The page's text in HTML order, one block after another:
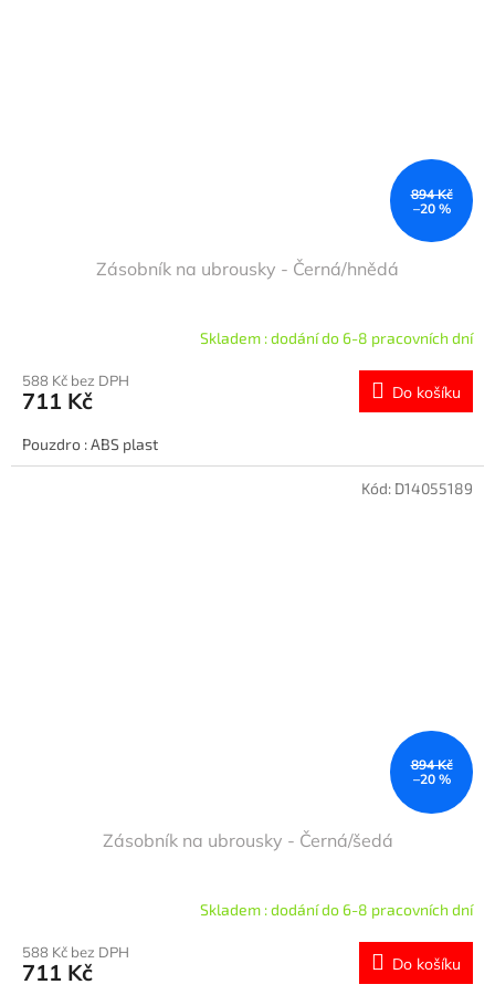
894 Kč
–20 %
Zásobník na ubrousky - Černá/hnědá
Skladem : dodání do 6-8 pracovních dní
588 Kč bez DPH
711 Kč Do košíku
Pouzdro : ABS plast
894 Kč
–20 %
Zásobník na ubrousky - Černá/šedá
Skladem : dodání do 6-8 pracovních dní
588 Kč bez DPH
711 Kč Do košíku
Kód: D14055189